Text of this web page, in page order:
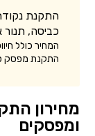
התקנת
כביסה, תנור
המחיר כולל
התקנת מפסק
מחירון
ומפסקים